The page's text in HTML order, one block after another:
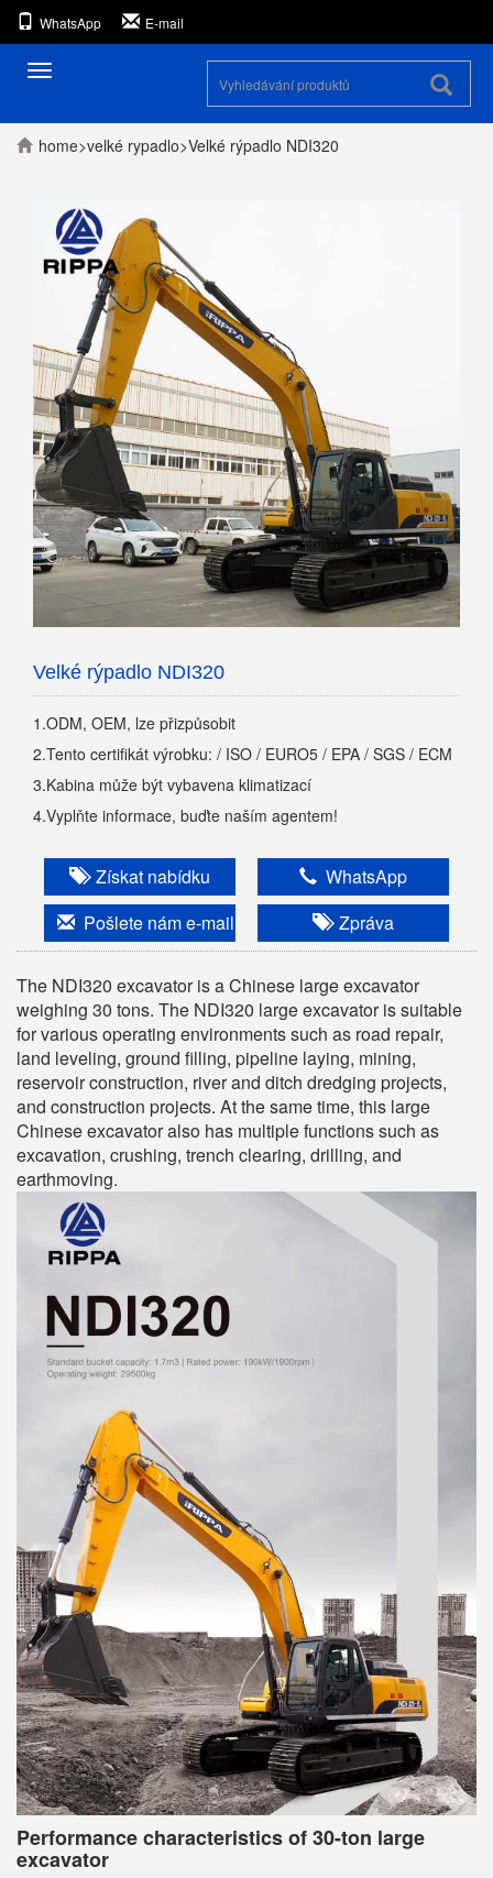
WhatsApp E-mail
Přepínání
home>velké rypadlo>Velké rýpadlo NDI320
Velké rýpadlo NDI320
1.ODM, OEM, lze přizpůsobit
2.Tento certifikát výrobku: / ISO / EURO5 / EPA / SGS / ECM
3.Kabina může být vybavena klimatizací
4.Vyplňte informace, buďte naším agentem!
Získat nabídku
WhatsApp
Pošlete nám e-mail
Zpráva
The NDI320 excavator is a Chinese large excavator
weighing 30 tons. The NDI320 large excavator is suitable
for various operating environments such as road repair,
land leveling, ground filling, pipeline laying, mining,
reservoir construction, river and ditch dredging projects,
and construction projects. At the same time, this large
Chinese excavator also has multiple functions such as
excavation, crushing, trench clearing, drilling, and
earthmoving.
Performance characteristics of 30-ton large
excavator